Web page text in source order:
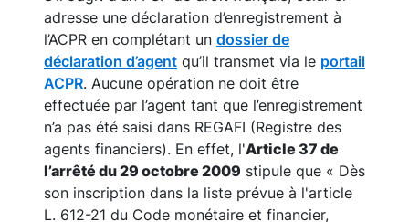
adresse une déclaration d’enregistrement à
l’ACPR en complétant un dossier de
déclaration d’agent qu’il transmet via le portail
ACPR. Aucune opération ne doit être
effectuée par l’agent tant que l’enregistrement
n’a pas été saisi dans REGAFI (Registre des
agents financiers). En effet, l'Article 37 de
l’arrêté du 29 octobre 2009 stipule que « Dès
son inscription dans la liste prévue à l'article
L. 612-21 du Code monétaire et financier,